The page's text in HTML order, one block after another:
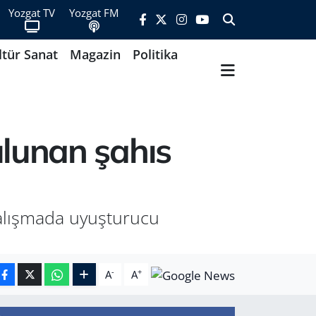
Yozgat TV Yozgat FM
Sanat Magazin
Politika
şahıs
uyuşturucu
A- A+